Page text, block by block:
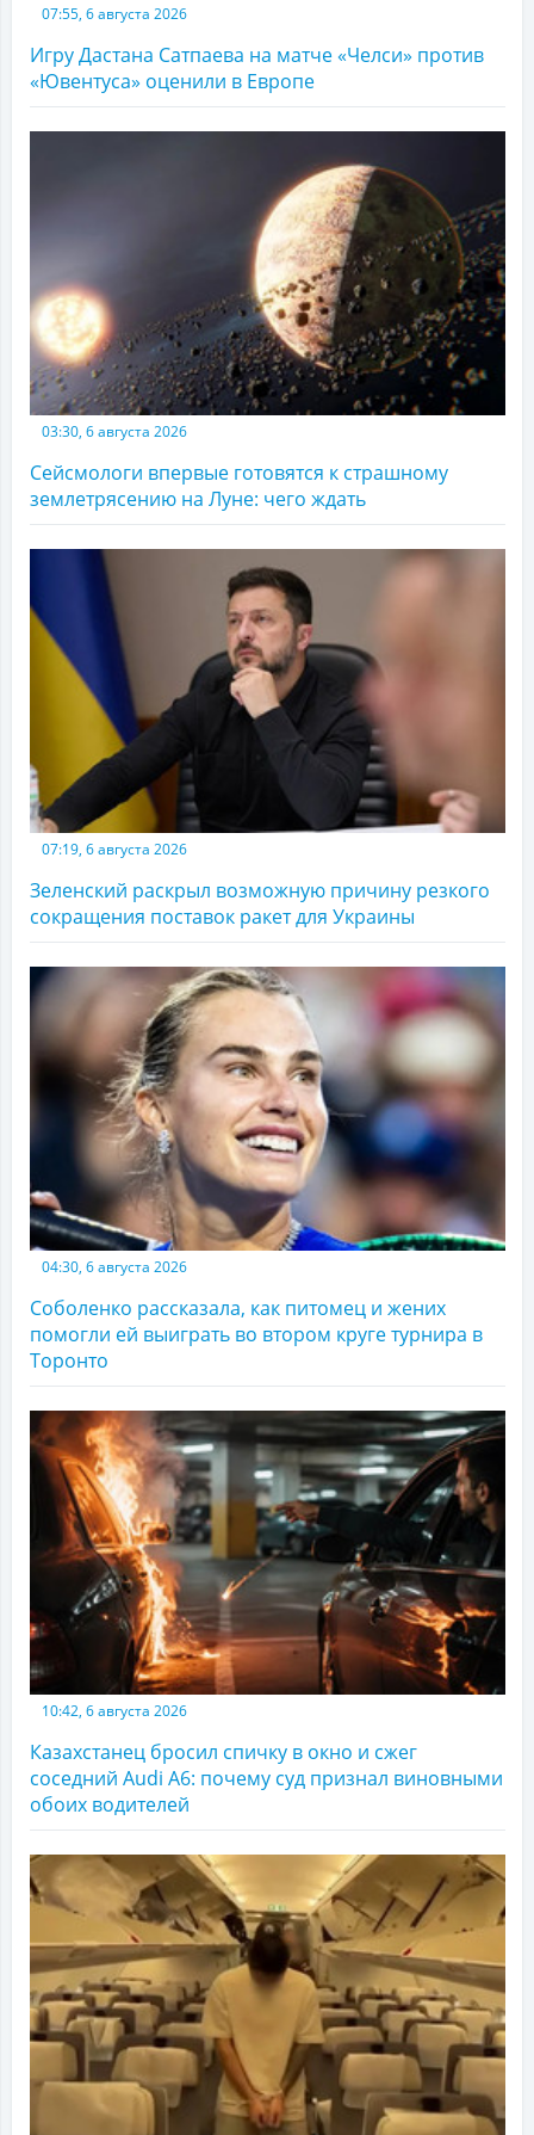
07:55, 6 августа 2026
Игру Дастана Сатпаева на матче «Челси» против
«Ювентуса» оценили в Европе
03:30, 6 августа 2026
Сейсмологи впервые готовятся к страшному
землетрясению на Луне: чего ждать
07:19, 6 августа 2026
Зеленский раскрыл возможную причину резкого
сокращения поставок ракет для Украины
04:30, 6 августа 2026
Соболенко рассказала, как питомец и жених
помогли ей выиграть во втором круге турнира в
Торонто
10:42, 6 августа 2026
Казахстанец бросил спичку в окно и сжег
соседний Audi A6: почему суд признал виновными
обоих водителей